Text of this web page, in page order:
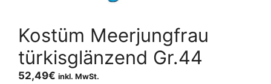
Kostüm Meerjungfrau
türkisglänzend Gr.44
52,49€ inkl. MwSt.